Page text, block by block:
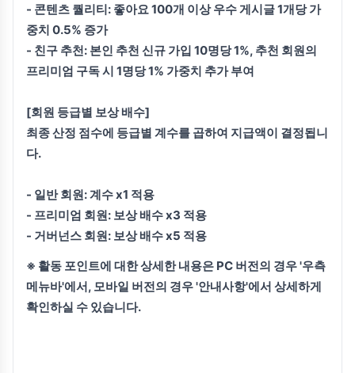
- 콘텐츠 퀄리티: 좋아요 100개 이상 우수 게시글 1개당 가
중치 0.5% 증가
- 친구 추천: 본인 추천 신규 가입 10명당 1%, 추천 회원의
프리미엄 구독 시 1명당 1% 가중치 추가 부여
[회원 등급별 보상 배수]
최종 산정 점수에 등급별 계수를 곱하여 지급액이 결정됩니
다.
- 일반 회원: 계수 x1 적용
- 프리미엄 회원: 보상 배수 x3 적용
- 거버넌스 회원: 보상 배수 x5 적용
※ 활동 포인트에 대한 상세한 내용은 PC 버전의 경우 '우측
메뉴바'에서, 모바일 버전의 경우 '안내사항'에서 상세하게
확인하실 수 있습니다.